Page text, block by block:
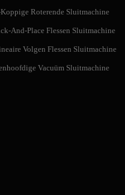
Roterende Sluitmachine
And-Place Flessen Sluitmachine
Volgen Flessen Sluitmachine
Vacuüm Sluitmachine